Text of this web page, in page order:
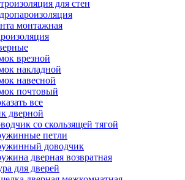
для стен
монтажная
врезной
накладной
навесной
почтовый
все
дверной
со скользящей тягой
петли
доводчик
дверная возвратная
для дверей